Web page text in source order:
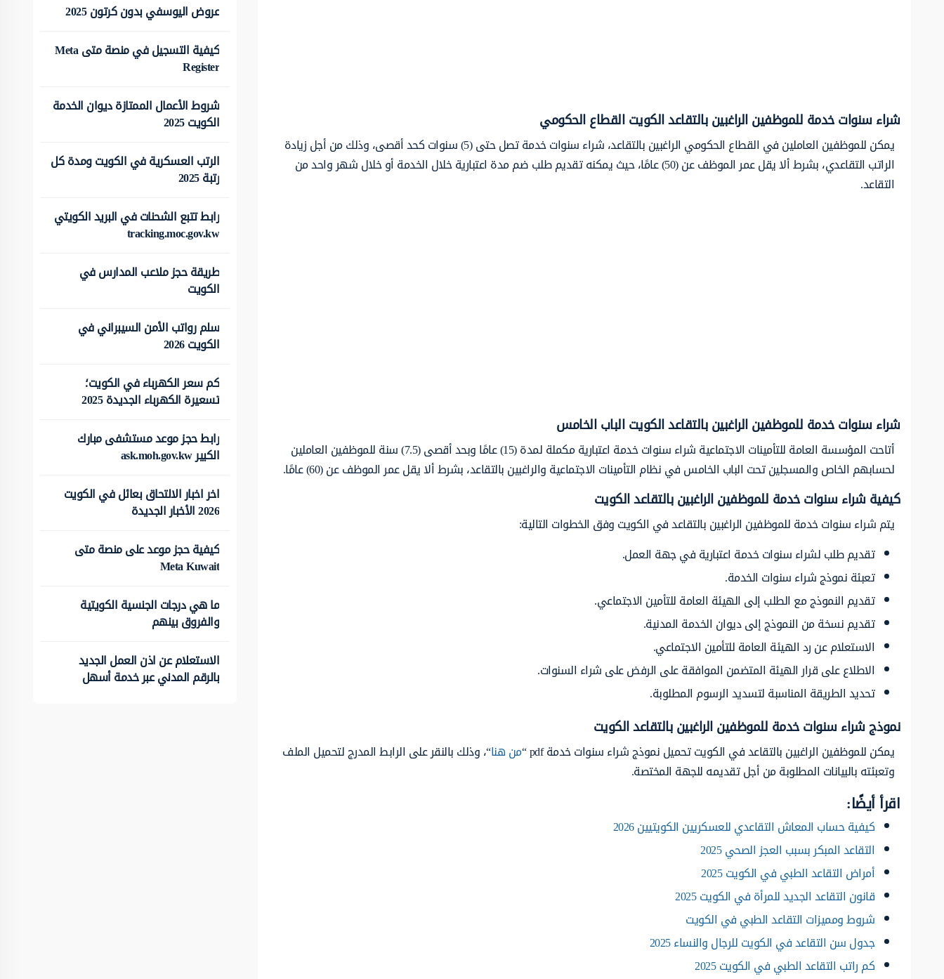
شراء سنوات خدمة للموظفين الراغبين بالتقاعد الكويت القطاع الحكومي
يمكن للموظفين العاملين في القطاع الحكومي الراغبين بالتقاعد، شراء سنوات خدمة تصل حتى (5) سنوات كحد أقصى، وذلك من أجل زيادة
الراتب التقاعدي، بشرط ألا يقل عمر الموظف عن (50) عامًا، حيث يمكنه تقديم طلب ضم مدة اعتبارية خلال الخدمة أو خلال شهر واحد من
التقاعد.
شراء سنوات خدمة للموظفين الراغبين بالتقاعد الكويت الباب الخامس
أتاحت المؤسسة العامة للتأمينات الاجتماعية شراء سنوات خدمة اعتبارية مكملة لمدة (15) عامًا وبحد أقصى (7.5) سنة للموظفين العاملين
لحسابهم الخاص والمسجلين تحت الباب الخامس في نظام التأمينات الاجتماعية والراغبين بالتقاعد، بشرط ألا يقل عمر الموظف عن (60) عامًا.
كيفية شراء سنوات خدمة للموظفين الراغبين بالتقاعد الكويت
يتم شراء سنوات خدمة للموظفين الراغبين بالتقاعد في الكويت وفق الخطوات التالية:
تقديم طلب لشراء سنوات خدمة اعتبارية في جهة العمل.
تعبئة نموذج شراء سنوات الخدمة.
تقديم النموذج مع الطلب إلى الهيئة العامة للتأمين الاجتماعي.
تقديم نسخة من النموذج إلى ديوان الخدمة المدنية.
الاستعلام عن رد الهيئة العامة للتأمين الاجتماعي.
الاطلاع على قرار الهيئة المتضمن الموافقة على الرفض على شراء السنوات.
تحديد الطريقة المناسبة لتسديد الرسوم المطلوبة.
نموذج شراء سنوات خدمة للموظفين الراغبين بالتقاعد الكويت
يمكن للموظفين الراغبين بالتقاعد في الكويت تحميل نموذج شراء سنوات خدمة pdf “ من هنا“، وذلك بالنقر على الرابط المدرج لتحميل الملف
وتعبئته بالبيانات المطلوبة من أجل تقديمه للجهة المختصة.
اقرأ أيضًا:
كيفية حساب المعاش التقاعدي للعسكريين الكويتيين 2026
التقاعد المبكر بسبب العجز الصحي 2025
أمراض التقاعد الطبي في الكويت 2025
قانون التقاعد الجديد للمرأة في الكويت 2025
شروط ومميزات التقاعد الطبي في الكويت
جدول سن التقاعد في الكويت للرجال والنساء 2025
كم راتب التقاعد الطبي في الكويت 2025
عروض اليوسفي بدون كرتون 2025
كيفية التسجيل في منصة متى Meta
Register
شروط الأعمال الممتازة ديوان الخدمة
الكويت 2025
الرتب العسكرية في الكويت ومدة كل
رتبة 2025
رابط تتبع الشحنات في البريد الكويتي
tracking.moc.gov.kw
طريقة حجز ملاعب المدارس في
الكويت
سلم رواتب الأمن السيبراني في
الكويت 2026
كم سعر الكهرباء في الكويت؛
تسعيرة الكهرباء الجديدة 2025
رابط حجز موعد مستشفى مبارك
الكبير ask.moh.gov.kw
اخر اخبار الالتحاق بعائل في الكويت
2026 الأخبار الجديدة
كيفية حجز موعد على منصة متى
Meta Kuwait
ما هي درجات الجنسية الكويتية
والفروق بينهم
الاستعلام عن اذن العمل الجديد
بالرقم المدني عبر خدمة أسهل